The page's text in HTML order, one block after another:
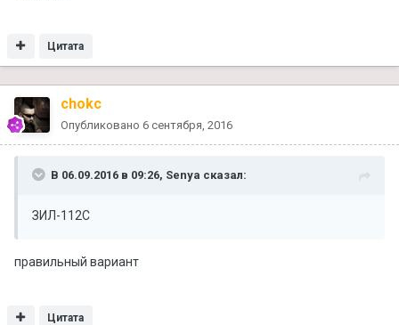
Цитата
chokc
Опубликовано 6 сентября, 2016
В 06.09.2016 в 09:26, Senya сказал:
ЗИЛ-112С
правильный вариант
Цитата